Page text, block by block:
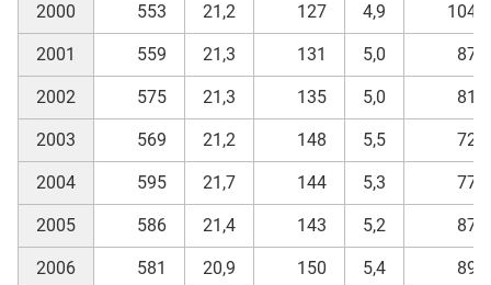
2000 553 21,2 127 4,9 104
2001 559 21,3 131 5,0 87
2002 575 21,3 135 5,0 81
2003 569 21,2 148 5,5 72
2004 595 21,7 144 5,3 77
2005 586 21,4 143 5,2 87
2006 581 20,9 150 5,4 89